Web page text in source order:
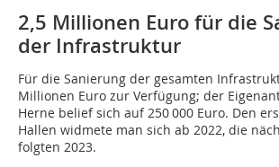
2,5 Millionen Euro für die
der Infrastruktur
Für die Sanierung der gesamten
Millionen Euro zur Verfügung; der
Herne belief sich auf 250 000 Euro. Den
Hallen widmete man sich ab 2022, die
folgten 2023.